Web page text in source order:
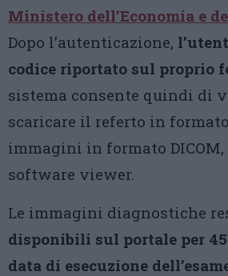
Ministero dell’Economia e
Dopo l’autenticazione,
codice riportato sul proprio
sistema consente quindi di
scaricare il referto in formato
immagini in formato DICOM,
software viewer.
Le immagini diagnostiche
disponibili sul portale per
data di esecuzione